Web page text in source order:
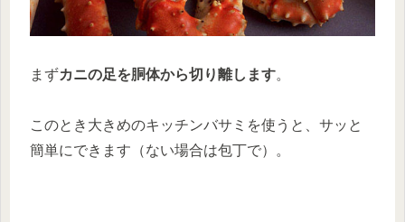
まずカニの足を胴体から切り離します。
このとき大きめのキッチンバサミを使うと、サッと
簡単にできます（ない場合は包丁で）。